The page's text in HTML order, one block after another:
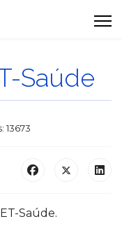
Saúde
13673
Saúde.